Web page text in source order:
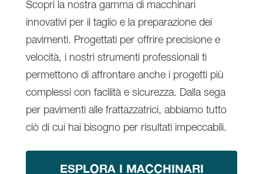
Scopri la nostra gamma di macchinari
innovativi per il taglio e la preparazione dei
pavimenti. Progettati per offrire precisione e
velocità, i nostri strumenti professionali ti
permettono di affrontare anche i progetti più
complessi con facilità e sicurezza. Dalla sega
per pavimenti alle frattazzatrici, abbiamo tutto
ciò di cui hai bisogno per risultati impeccabili.
ESPLORA I MACCHINARI